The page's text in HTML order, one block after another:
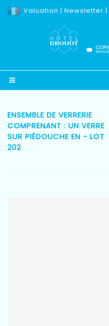
Valuation | Newsletter |
ENSEMBLE DE VERRERIE
COMPRENANT : UN VERRE
SUR PIÉDOUCHE EN - LOT
202